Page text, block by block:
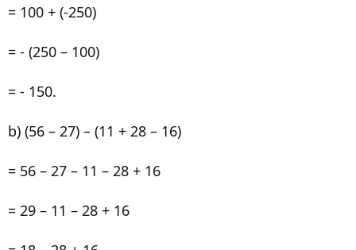
= 100 + (-250)
= - (250 – 100)
= - 150.
b) (56 – 27) – (11 + 28 – 16)
= 56 – 27 – 11 – 28 + 16
= 29 – 11 – 28 + 16